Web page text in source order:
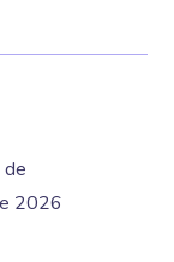
de
2026